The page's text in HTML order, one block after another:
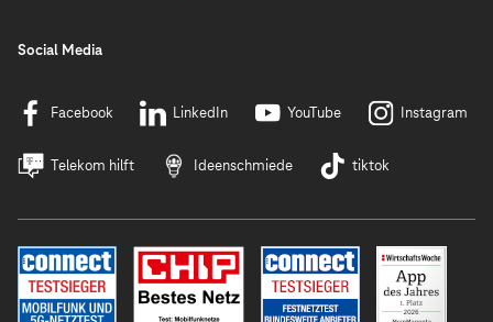
Social Media
Facebook LinkedIn YouTube Instagram
Telekom hilft Ideenschmiede tiktok